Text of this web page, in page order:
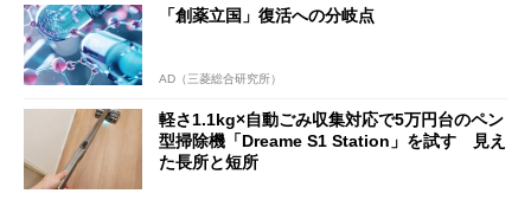
「創薬立国」復活への分岐点
AD（三菱総合研究所）
軽さ1.1kg×自動ごみ収集対応で5万円台のペン
型掃除機「Dreame S1 Station」を試す 見え
た長所と短所